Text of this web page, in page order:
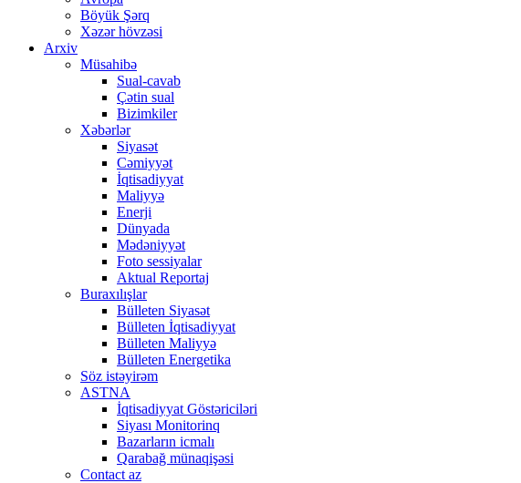
Böyük Şərq
Xəzər hövzəsi
Arxiv
Müsahibə
Sual-cavab
Çətin sual
Bizimkiler
Xəbərlər
Siyasət
Cəmiyyət
İqtisadiyyat
Maliyyə
Enerji
Dünyada
Mədəniyyət
Foto sessiyalar
Aktual Reportaj
Buraxılışlar
Bülleten Siyasət
Bülleten İqtisadiyyat
Bülleten Maliyyə
Bülleten Energetika
Söz istəyirəm
ASTNA
İqtisadiyyat Göstəriciləri
Siyası Monitorinq
Bazarların icmalı
Qarabağ münaqişəsi
Contact az